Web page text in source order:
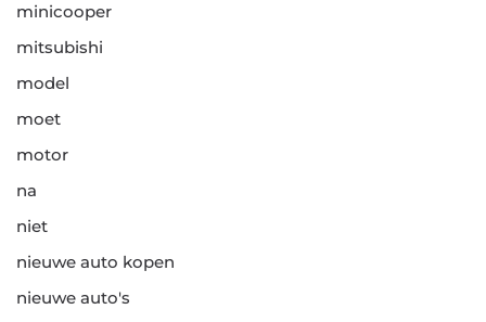
minicooper
mitsubishi
model
moet
motor
na
niet
nieuwe auto kopen
nieuwe auto's